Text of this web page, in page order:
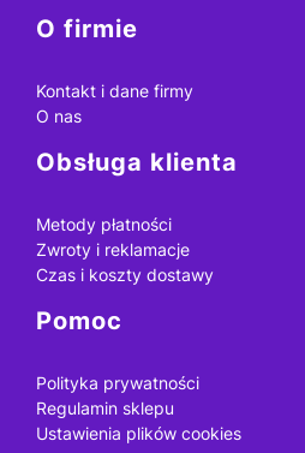
Linki w stopce
O firmie
Kontakt i dane firmy
O nas
Obsługa klienta
Metody płatności
Zwroty i reklamacje
Czas i koszty dostawy
Pomoc
Polityka prywatności
Regulamin sklepu
Ustawienia plików cookies